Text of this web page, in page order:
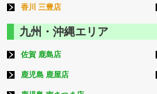
香川 三豊店
九州・沖縄エリア
佐賀 鹿島店
鹿児島 鹿屋店